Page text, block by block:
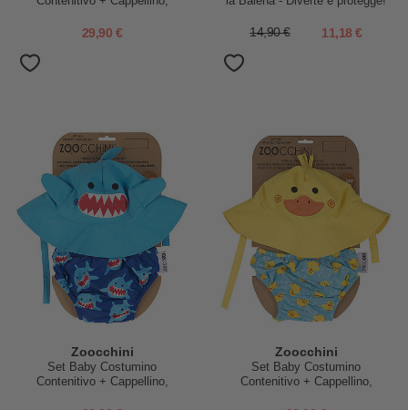
29,90 € 14,90 € 11,18 €
Zoocchini
Set Baby Costumino
Contenitivo + Cappellino,
Zoocchini
Set Baby Costumino
Contenitivo + Cappellino,